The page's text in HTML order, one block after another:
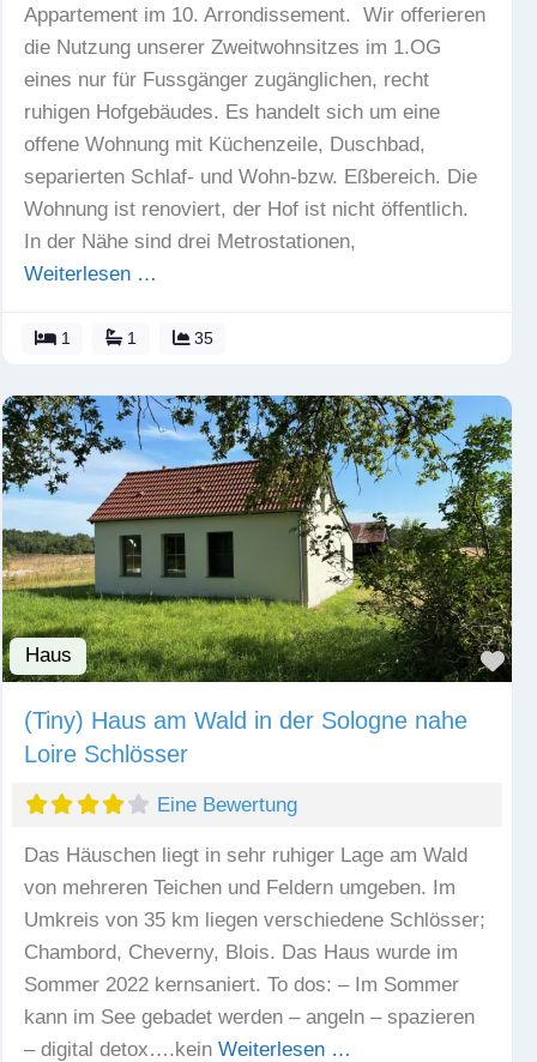
Appartement im 10. Arrondissement. Wir offerieren
die Nutzung unserer Zweitwohnsitzes im 1.OG
eines nur für Fussgänger zugänglichen, recht
ruhigen Hofgebäudes. Es handelt sich um eine
offene Wohnung mit Küchenzeile, Duschbad,
separierten Schlaf- und Wohn-bzw. Eßbereich. Die
Wohnung ist renoviert, der Hof ist nicht öffentlich.
In der Nähe sind drei Metrostationen,
Weiterlesen …
1 1 35
Haus
(Tiny) Haus am Wald in der Sologne nahe
Loire Schlösser
Eine Bewertung
Das Häuschen liegt in sehr ruhiger Lage am Wald
von mehreren Teichen und Feldern umgeben. Im
Umkreis von 35 km liegen verschiedene Schlösser;
Chambord, Cheverny, Blois. Das Haus wurde im
Sommer 2022 kernsaniert. To dos: – Im Sommer
kann im See gebadet werden – angeln – spazieren
– digital detox….kein Weiterlesen …